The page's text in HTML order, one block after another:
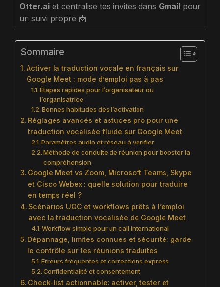
Otter.ai et centralise tes invites dans Gmail pour
un suivi propre 📩
Sommaire
Activer la traduction vocale en français sur
Google Meet : mode d’emploi pas à pas
Étapes rapides pour l’organisateur ou
l’organisatrice
Bonnes habitudes dès l’activation
Réglages avancés et astuces pro pour une
traduction vocalisée fluide sur Google Meet
Paramètres audio et réseau à vérifier
Méthode de conduite de réunion pour booster la
compréhension
Google Meet vs Zoom, Microsoft Teams, Skype
et Cisco Webex : quelle solution pour traduire
en temps réel ?
Scénarios UGC et workflows prêts à l’emploi
avec la traduction vocalisée de Google Meet
Workflow simple pour un call international
Dépannage, limites connues et sécurité: garde
le contrôle sur tes réunions traduites
Erreurs fréquentes et corrections express
Confidentialité et consentement
Check-list actionnable: activer, tester et